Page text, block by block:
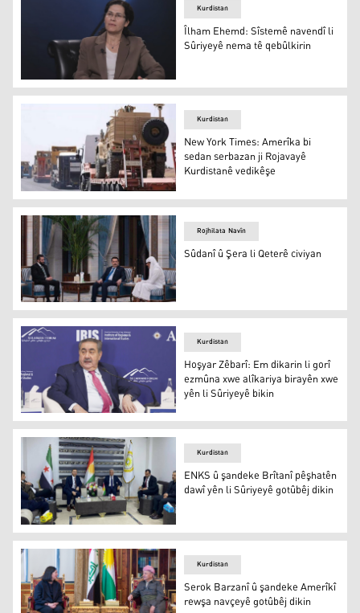
Îlham Ehemd: Sîstemê navendî li Sûriyeyê nema tê
Kurdistan
Îlham Ehemd: Sîstemê navendî li
Sûriyeyê nema tê qebûlkirin
New York Times: Amerîka bi sedan serbazan ji
Kurdistan
New York Times: Amerîka bi
sedan serbazan ji Rojavayê
Kurdistanê vedikêşe
Sûdanî û Şera li Qeterê civiyan
Rojhilata Navîn
Sûdanî û Şera li Qeterê civiyan
Hoşyar Zêbarî: Em dikarin li gorî ezmûna xwe alîkariya
Kurdistan
Hoşyar Zêbarî: Em dikarin li gorî
ezmûna xwe alîkariya birayên xwe
yên li Sûriyeyê bikin
ENKS û şandeke Brîtanî pêşhatên dawî yên li Sûriyeyê
Kurdistan
ENKS û şandeke Brîtanî pêşhatên
dawî yên li Sûriyeyê gotûbêj dikin
Kurdistan
Serok Barzanî û şandeke Amerîkî
rewşa navçeyê gotûbêj dikin